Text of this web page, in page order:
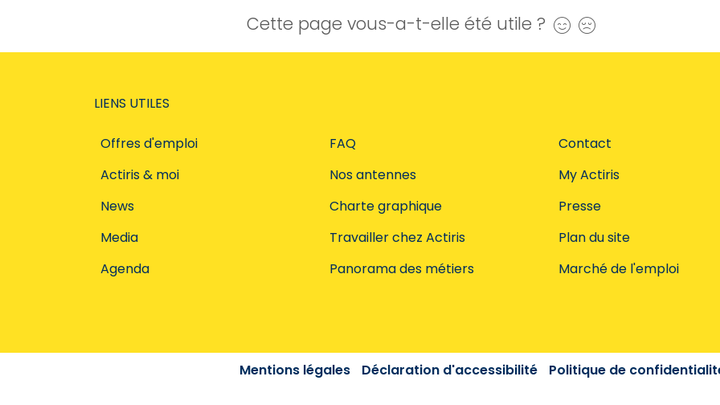
Cette page vous-a-t-elle été utile ? Oui
LIENS UTILES
Offres d'emploi
Actiris & moi
News
Media
Agenda
FAQ
Nos antennes
Charte graphique
Travailler chez Actiris
Panorama des métiers
Contact
My Actiris
Presse
Plan du site
Marché de l'emploi
Mentions légales Déclaration d'accessibilité Politique de